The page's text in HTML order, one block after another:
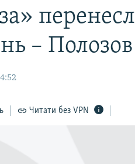
– Полозов
Читати без VPN